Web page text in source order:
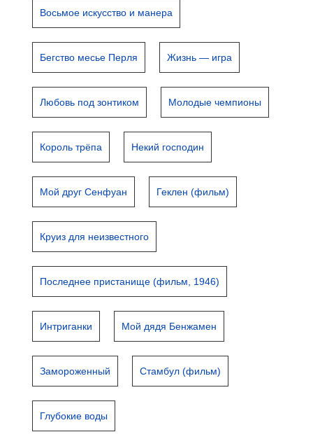
Восьмое искусство и манера
Бегство месье Перля Жизнь — игра
Любовь под зонтиком Молодые чемпионы
Король трёпа Некий господин
Мой друг Сенфуан Геклен (фильм)
Круиз для неизвестного
Последнее пристанище (фильм, 1946)
Интриганки Мой дядя Бенжамен
Замороженный Стамбул (фильм)
Глубокие воды